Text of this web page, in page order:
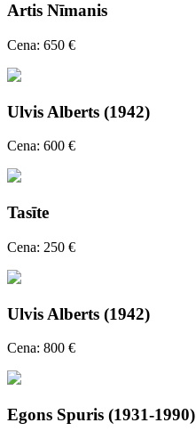
Artis Nīmanis
Cena: 650 €
Ulvis Alberts (1942)
Cena: 600 €
Tasīte
Cena: 250 €
Ulvis Alberts (1942)
Cena: 800 €
Egons Spuris (1931-1990)